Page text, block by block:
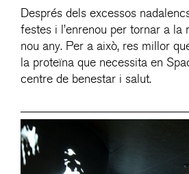
Després dels excessos
festes i l’enrenou per tornar a la
nou any. Per a això, res millor
la proteïna que necessita en
centre de benestar i salut.